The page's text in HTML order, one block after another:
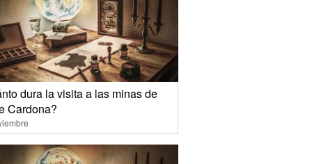
dura la visita a las minas de
Cardona?